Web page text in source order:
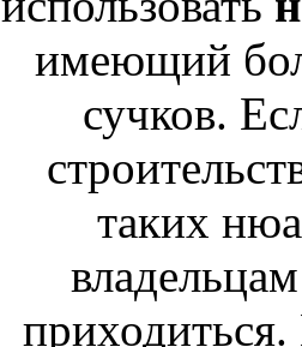
имеющий
сучков.
таких
приходиться.